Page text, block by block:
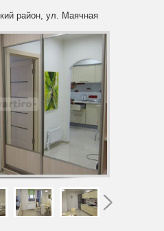
район, ул. Маячная